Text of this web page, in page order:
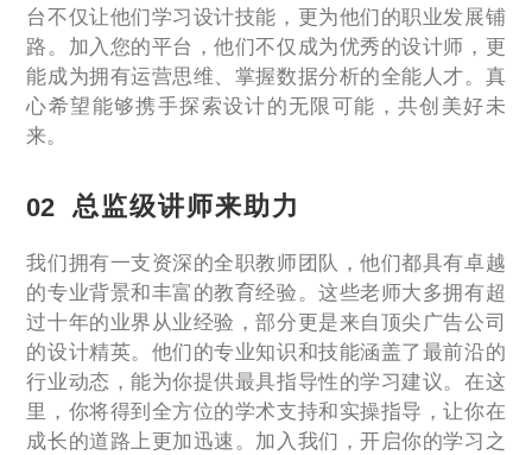
台不仅让他们学习设计技能，更为他们的职业发展铺
路。加入您的平台，他们不仅成为优秀的设计师，更
能成为拥有运营思维、掌握数据分析的全能人才。真
心希望能够携手探索设计的无限可能，共创美好未
来。
02 总监级讲师来助力
我们拥有一支资深的全职教师团队，他们都具有卓越
的专业背景和丰富的教育经验。这些老师大多拥有超
过十年的业界从业经验，部分更是来自顶尖广告公司
的设计精英。他们的专业知识和技能涵盖了最前沿的
行业动态，能为你提供最具指导性的学习建议。在这
里，你将得到全方位的学术支持和实操指导，让你在
成长的道路上更加迅速。加入我们，开启你的学习之